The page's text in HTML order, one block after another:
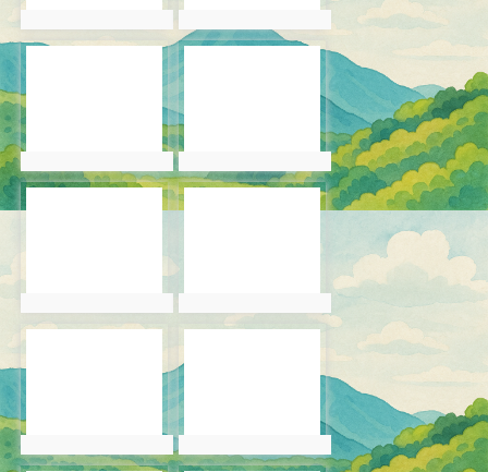
photo:6054
photo:6055
photo:6056
photo-6057
photo:6057
photo:6058
photo-6059
photo:6059
photo-6060
photo:6060
photo:6061